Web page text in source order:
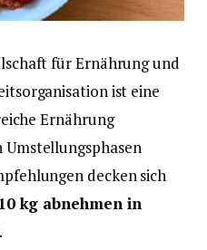
für Ernährung und
ist eine
Ernährung
decken sich
10 kg abnehmen in
.